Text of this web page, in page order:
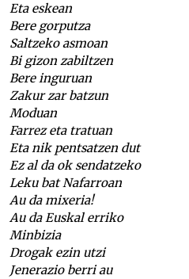
Eta eskean
Bere gorputza
Saltzeko asmoan
Bi gizon zabiltzen
Bere inguruan
Zakur zar batzun
Moduan
Farrez eta tratuan
Eta nik pentsatzen dut
Ez al da ok sendatzeko
Leku bat Nafarroan
Au da mixeria!
Au da Euskal erriko
Minbizia
Drogak ezin utzi
Jenerazio berri au